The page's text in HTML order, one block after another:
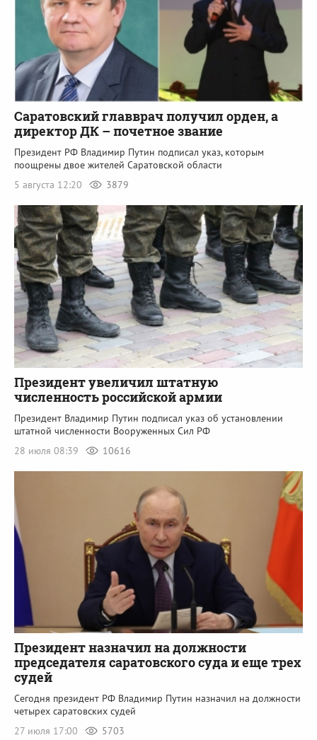
Саратовский главврач получил орден, а
директор ДК – почетное звание
Президент РФ Владимир Путин подписал указ, которым
поощрены двое жителей Саратовской области
5 августа 12:20
3879
Президент увеличил штатную
численность российской армии
Президент Владимир Путин подписал указ об установлении
штатной численности Вооруженных Сил РФ
28 июля 08:39
10616
Президент назначил на должности
председателя саратовского суда и еще трех
судей
Сегодня президент РФ Владимир Путин назначил на должности
четырех саратовских судей
27 июля 17:00
5703